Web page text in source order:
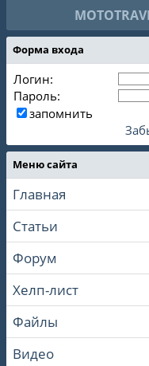
Форма входа
Логин:
Пароль:
запомнить
Меню сайта
Главная
Статьи
Форум
Хелп-лист
Файлы
Видео